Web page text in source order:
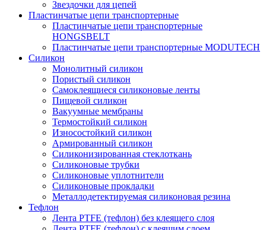
Звездочки для цепей
Пластинчатые цепи транспортерные
Пластинчатые цепи транспортерные
HONGSBELT
Пластинчатые цепи транспортерные MODUTECH
Силикон
Монолитный силикон
Пористый силикон
Самоклеящиеся силиконовые ленты
Пищевой силикон
Вакуумные мембраны
Термостойкий силикон
Износостойкий силикон
Армированный силикон
Силиконизированная стеклоткань
Силиконовые трубки
Силиконовые уплотнители
Силиконовые прокладки
Металлодетектируемая силиконовая резина
Тефлон
Лента PTFE (тефлон) без клеящего слоя